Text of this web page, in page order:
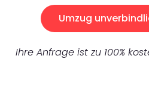
Umzug
Ihre Anfrage ist zu 100%